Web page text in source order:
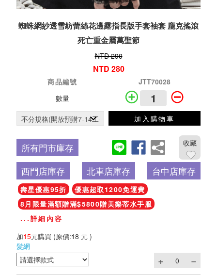
蜘蛛網紗透雪紡蕾絲花邊露指長版手套袖套 龐克搖滾
死亡重金屬萬聖節
NTD 290
NTD 280
商品編號
JTT70028
數量
加入購物車
所有門市庫存 收藏
西門店庫存 北車店庫存 台中店庫存
壽星優惠95折
優惠超取1200免運費
8月限量滿額贈滿$5800贈美樂蒂水手服
...詳細內容
加15元購買 (原價:18 元 )
髮網